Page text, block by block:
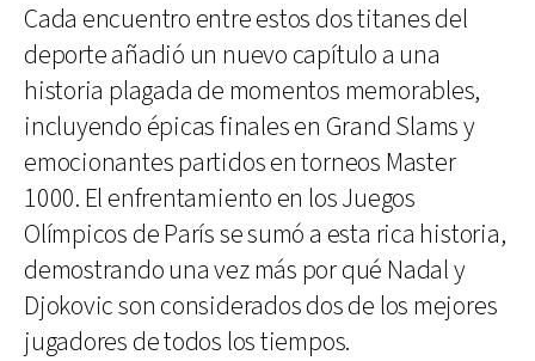
Cada encuentro entre estos dos titanes del
deporte añadió un nuevo capítulo a una
historia plagada de momentos memorables,
incluyendo épicas finales en Grand Slams y
emocionantes partidos en torneos Master
1000. El enfrentamiento en los Juegos
Olímpicos de París se sumó a esta rica historia,
demostrando una vez más por qué Nadal y
Djokovic son considerados dos de los mejores
jugadores de todos los tiempos.